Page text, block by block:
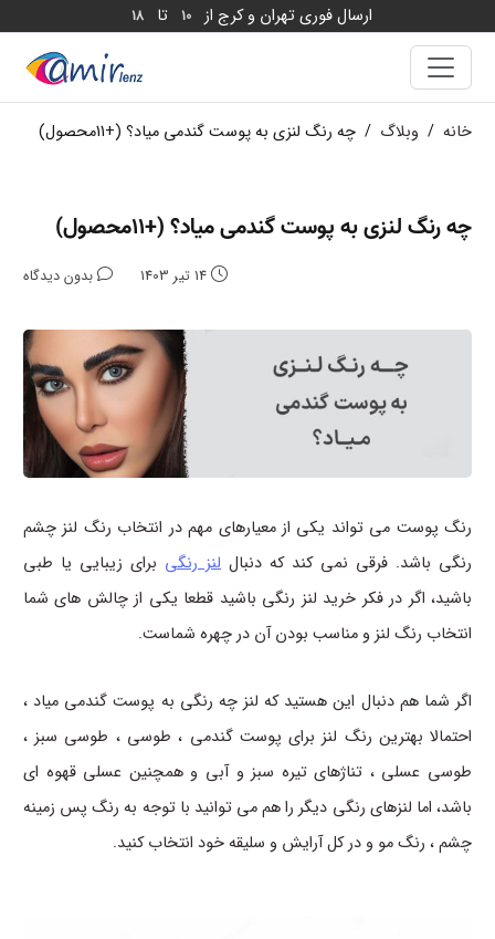
ارسال فوری تهران و کرج از 10 تا 18
خانه / وبلاگ / چه رنگ لنزی به پوست گندمی میاد؟ (+11محصول)
چه رنگ لنزی به پوست گندمی میاد؟ (+11محصول)
14 تیر 1403 بدون دیدگاه
رنگ پوست می تواند یکی از معیارهای مهم در انتخاب رنگ لنز چشم
رنگی باشد. فرقی نمی کند که دنبال لنز رنگی برای زیبایی یا طبی
باشید، اگر در فکر خرید لنز رنگی باشید قطعا یکی از چالش های شما
انتخاب رنگ لنز و مناسب بودن آن در چهره شماست.
اگر شما هم دنبال این هستید که لنز چه رنگی به پوست گندمی میاد ،
احتمالا بهترین رنگ لنز برای پوست گندمی ، طوسی ، طوسی سبز ،
طوسی عسلی ، تناژهای تیره سبز و آبی و همچنین عسلی قهوه ای
باشد، اما لنزهای رنگی دیگر را هم می توانید با توجه به رنگ پس زمینه
چشم ، رنگ مو و در کل آرایش و سلیقه خود انتخاب کنید.